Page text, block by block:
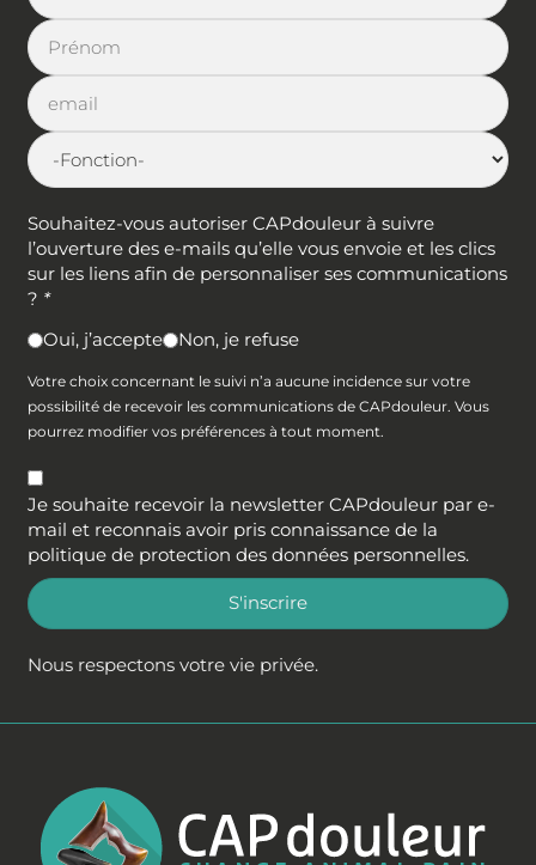
Souhaitez-vous autoriser CAPdouleur à suivre
l’ouverture des e-mails qu’elle vous envoie et les clics
sur les liens afin de personnaliser ses communications
? *
Oui, j’accepte
Non, je refuse
Votre choix concernant le suivi n’a aucune incidence sur votre
possibilité de recevoir les communications de CAPdouleur. Vous
pourrez modifier vos préférences à tout moment.
Je souhaite recevoir la newsletter CAPdouleur par e-
mail et reconnais avoir pris connaissance de la
politique de protection des données personnelles.
S'inscrire
Nous respectons votre vie privée.